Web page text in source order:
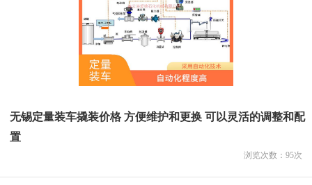
无锡定量装车撬装价格 方便维护和更换 可以灵活的调整和配
置
浏览次数： 95次